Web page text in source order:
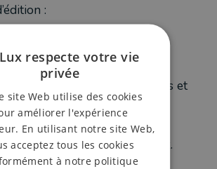
:
ont soumis une
dont
29 femmes
agricultrices et
;
ont remporté le
et3 autres le Deuxième prix.
respecte votre vie
privée
site Web utilise des cookies
améliorer l'expérience
En utilisant notre site Web,
acceptez tous les cookies
à notre politique